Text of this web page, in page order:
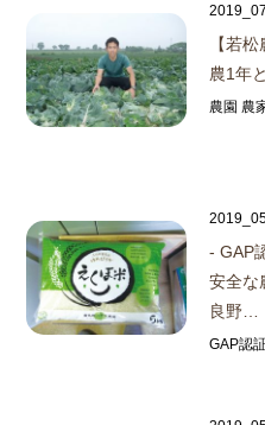
【若
農1年
農園 農
- GAP
安全
良野…
GAP認